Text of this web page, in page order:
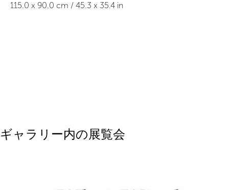
115.0 x 90.0 cm / 45.3 x 35.4 in
ギャラリー内の展覧会